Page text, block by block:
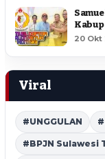
20 Okt
Viral
#UNGGULAN
#BPJN Sulawesi